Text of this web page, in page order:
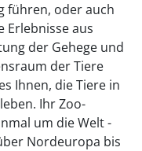
führen, oder auch
Erlebnisse aus
der Gehege und
der Tiere
Ihnen, die Tiere in
Ihr Zoo-
um die Welt -
Nordeuropa bis